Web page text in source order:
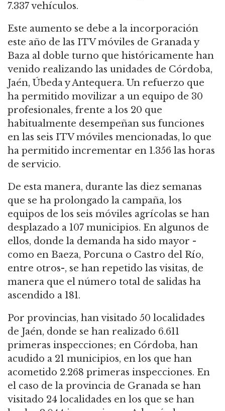
7.337 vehículos.
Este aumento se debe a la incorporación
este año de las ITV móviles de Granada y
Baza al doble turno que históricamente han
venido realizando las unidades de Córdoba,
Jaén, Úbeda y Antequera. Un refuerzo que
ha permitido movilizar a un equipo de 30
profesionales, frente a los 20 que
habitualmente desempeñan sus funciones
en las seis ITV móviles mencionadas, lo que
ha permitido incrementar en 1.356 las horas
de servicio.
De esta manera, durante las diez semanas
que se ha prolongado la campaña, los
equipos de los seis móviles agrícolas se han
desplazado a 107 municipios. En algunos de
ellos, donde la demanda ha sido mayor -
como en Baeza, Porcuna o Castro del Río,
entre otros-, se han repetido las visitas, de
manera que el número total de salidas ha
ascendido a 181.
Por provincias, han visitado 50 localidades
de Jaén, donde se han realizado 6.611
primeras inspecciones; en Córdoba, han
acudido a 21 municipios, en los que han
acometido 2.268 primeras inspecciones. En
el caso de la provincia de Granada se han
visitado 24 localidades en los que se han